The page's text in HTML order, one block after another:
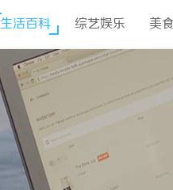
生活百科 综艺娱乐 美